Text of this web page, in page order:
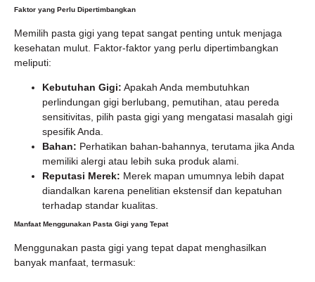
Faktor yang Perlu Dipertimbangkan
Memilih pasta gigi yang tepat sangat penting untuk menjaga
kesehatan mulut. Faktor-faktor yang perlu dipertimbangkan
meliputi:
Kebutuhan Gigi: Apakah Anda membutuhkan
perlindungan gigi berlubang, pemutihan, atau pereda
sensitivitas, pilih pasta gigi yang mengatasi masalah gigi
spesifik Anda.
Bahan: Perhatikan bahan-bahannya, terutama jika Anda
memiliki alergi atau lebih suka produk alami.
Reputasi Merek: Merek mapan umumnya lebih dapat
diandalkan karena penelitian ekstensif dan kepatuhan
terhadap standar kualitas.
Manfaat Menggunakan Pasta Gigi yang Tepat
Menggunakan pasta gigi yang tepat dapat menghasilkan
banyak manfaat, termasuk: